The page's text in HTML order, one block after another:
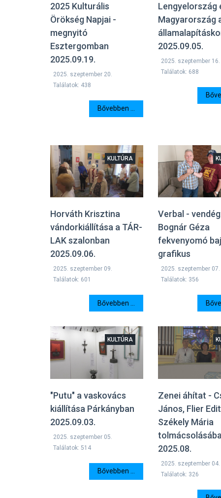
2025 Kulturális
Örökség Napjai -
megnyitó
Esztergomban
2025.09.19.
2025. szeptember 20.
Találatok: 438
Bővebben ...
Lengyelország
Magyarország
2025.09.05.
2025. szeptember 16.
Találatok: 688
Horváth Krisztina
vándorkiállítása a TÁR-
LAK szalonban
2025.09.06.
KULTÚRA
2025. szeptember 09.
Találatok: 601
Bővebben ...
Verbal -
Bognár Géza
fekvenyomó
grafikus
2025. szeptember 07.
Találatok: 356
"Putu" a vaskovács
kiállítása Párkányban
2025.09.03.
KULTÚRA
2025. szeptember 05.
Találatok: 514
Bővebben ...
Zenei áhítat -
János, Flier
Székely Mária
2025.08.
2025. szeptember 04.
Találatok: 326